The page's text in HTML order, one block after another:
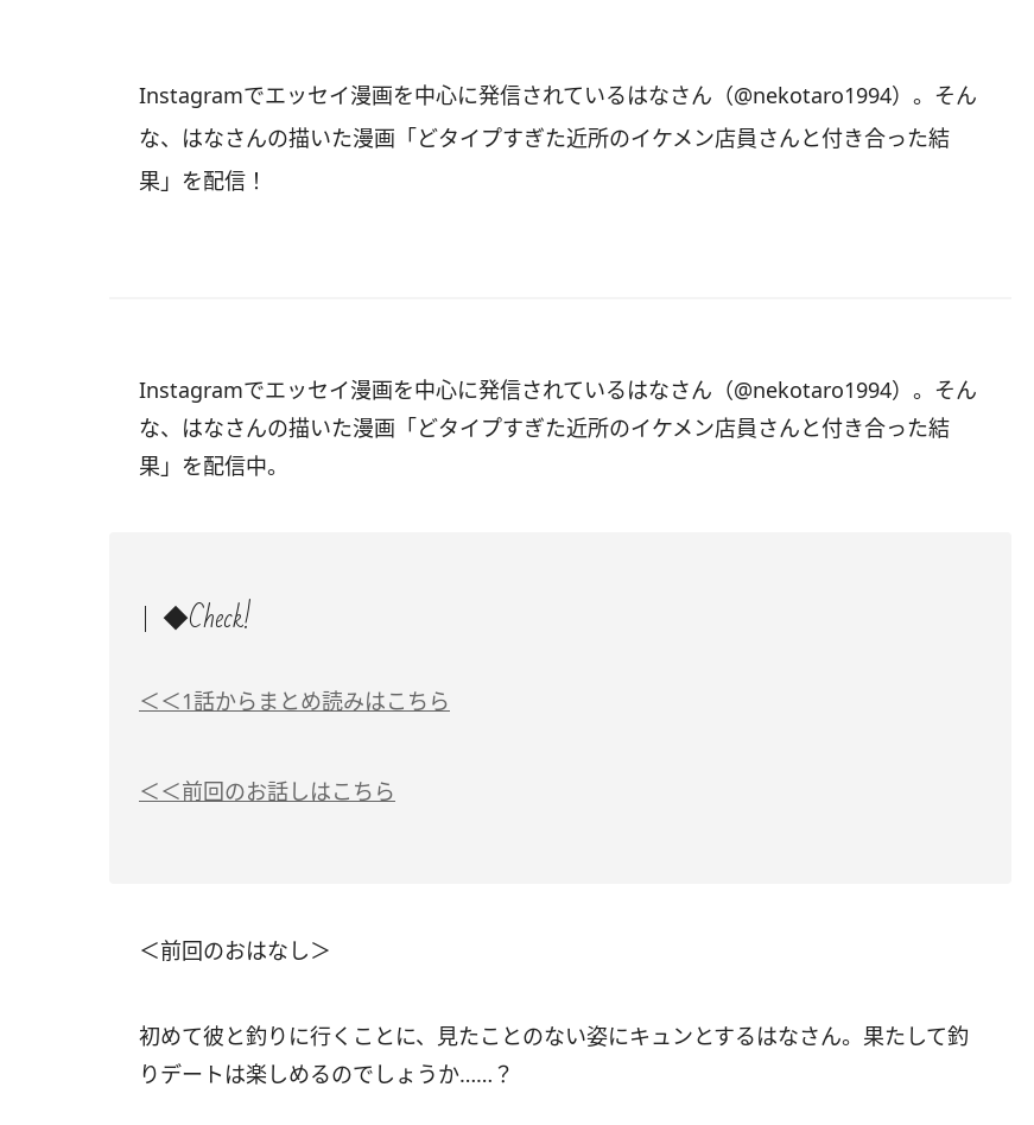
Instagramでエッセイ漫画を中心に発信されているはなさん（@nekotaro1994）。そん
な、はなさんの描いた漫画「どタイプすぎた近所のイケメン店員さんと付き合った結
果」を配信！
Instagramでエッセイ漫画を中心に発信されているはなさん（@nekotaro1994）。そん
な、はなさんの描いた漫画「どタイプすぎた近所のイケメン店員さんと付き合った結
果」を配信中。
◆Check!
＜＜1話からまとめ読みはこちら
＜＜前回のお話しはこちら
＜前回のおはなし＞
初めて彼と釣りに行くことに、見たことのない姿にキュンとするはなさん。果たして釣
りデートは楽しめるのでしょうか……？